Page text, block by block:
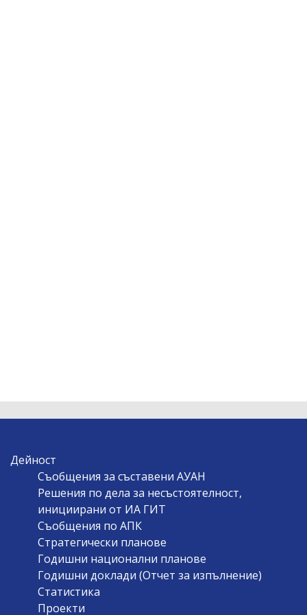
Дейност
Съобщения за съставени АУАН
Решения по дела за несъстоятелност,
инициирани от ИА ГИТ
Съобщения по АПК
Стратегически планове
Годишни национални планове
Годишни доклади (Отчет за изпълнение)
Статистика
Проекти